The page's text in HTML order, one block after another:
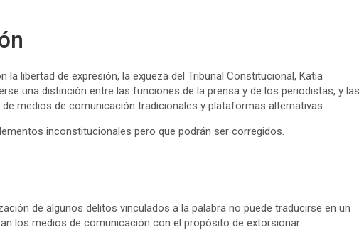
libertad de expresión, la exjueza del Tribunal Constitucional, Katia
una distinción entre las funciones de la prensa y de los periodistas, y las
medios de comunicación tradicionales y plataformas alternativas.
inconstitucionales pero que podrán ser corregidos.
de algunos delitos vinculados a la palabra no puede traducirse en un
los medios de comunicación con el propósito de extorsionar.